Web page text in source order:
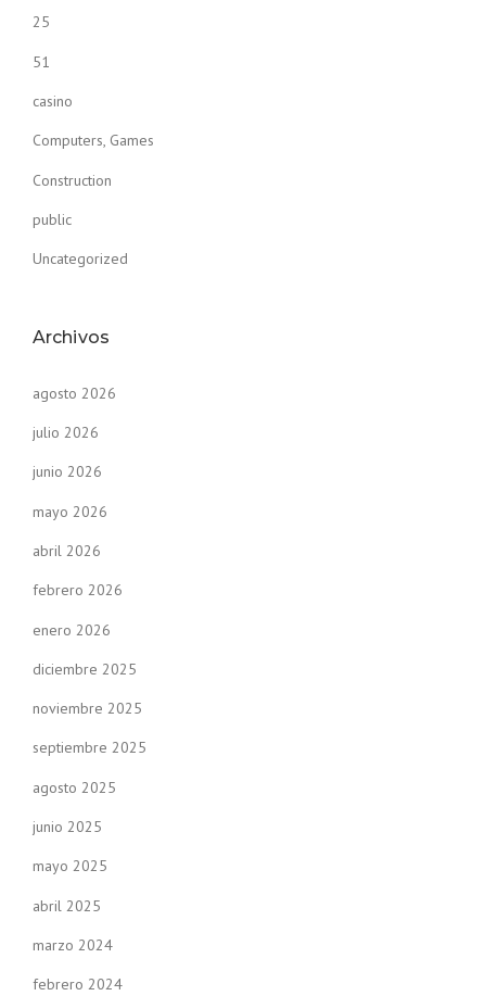
25
51
casino
Computers, Games
Construction
public
Uncategorized
Archivos
agosto 2026
julio 2026
junio 2026
mayo 2026
abril 2026
febrero 2026
enero 2026
diciembre 2025
noviembre 2025
septiembre 2025
agosto 2025
junio 2025
mayo 2025
abril 2025
marzo 2024
febrero 2024